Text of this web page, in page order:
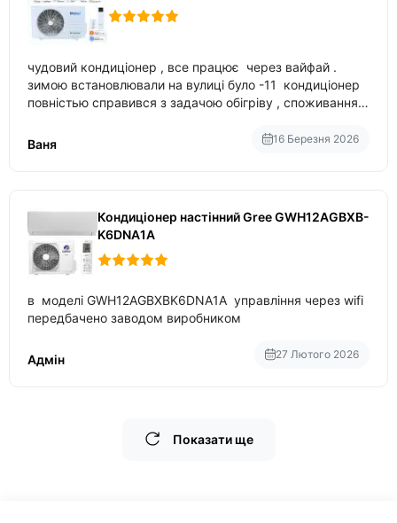
чудовий кондиціонер , все працює через вайфай .
зимою встановлювали на вулиці було -11 кондиціонер
повністью справився з задачою обігріву , споживання
температури
Ваня 16 Березня 2026
Кондиціонер настінний Gree GWH12AGBXB-
K6DNA1A
в моделі GWH12AGBXBK6DNA1A управління через wifi
передбачено заводом виробником
Адмін 27 Лютого 2026
Показати ще